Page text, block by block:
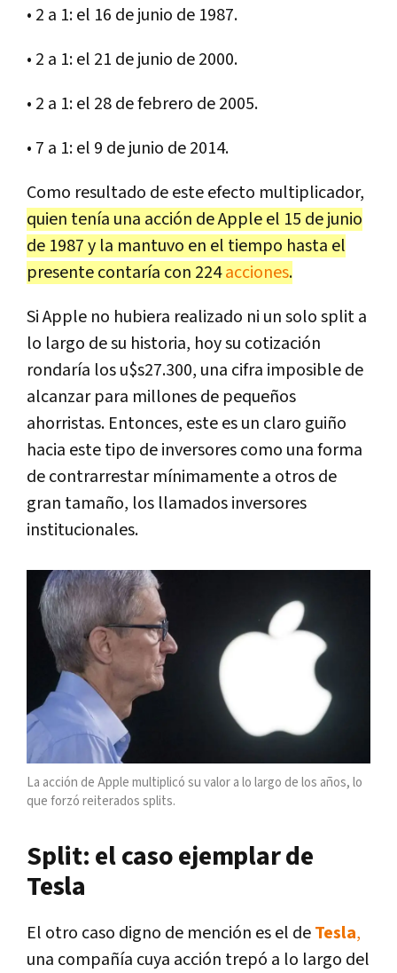
• 2 a 1: el 16 de junio de 1987.
• 2 a 1: el 21 de junio de 2000.
• 2 a 1: el 28 de febrero de 2005.
• 7 a 1: el 9 de junio de 2014.
Como resultado de este efecto multiplicador,
quien tenía una acción de Apple el 15 de junio
de 1987 y la mantuvo en el tiempo hasta el
presente contaría con 224acciones.
Si Apple no hubiera realizado ni un solo split a
lo largo de su historia, hoy su cotización
rondaría los u$s27.300, una cifra imposible de
alcanzar para millones de pequeños
ahorristas. Entonces, este es un claro guiño
hacia este tipo de inversores como una forma
de contrarrestar mínimamente a otros de
gran tamaño, los llamados inversores
institucionales.
La acción de Apple multiplicó su valor a lo largo de los años, lo
que forzó reiterados splits.
Split: el caso ejemplar de
Tesla
El otro caso digno de mención es el deTesla,
una compañía cuya acción trepó a lo largo del